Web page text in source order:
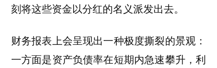
刻将这些资金以分红的名义派发出去。
财务报表上会呈现出一种极度撕裂的景观：
一方面是资产负债率在短期内急速攀升，利